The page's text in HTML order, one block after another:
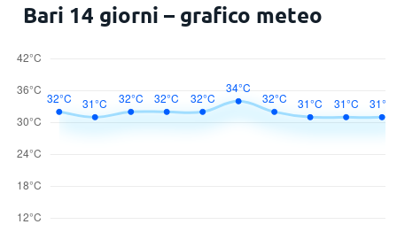
Bari 14 giorni – grafico meteo